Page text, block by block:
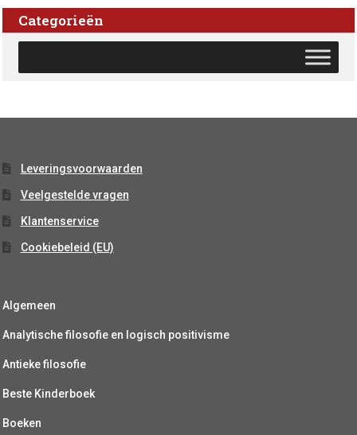
Categorieën
Leveringsvoorwaarden
Veelgestelde vragen
Klantenservice
Cookiebeleid (EU)
Algemeen
Analytische filosofie en logisch positivisme
Antieke filosofie
Beste Kinderboek
Boeken